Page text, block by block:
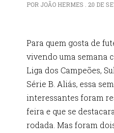
POR JOÃO HERMES . 20 DE
Para quem gosta de
vivendo uma semana
Liga dos Campeões,
Série B. Aliás, essa
interessantes foram
feira e que se
rodada. Mas foram